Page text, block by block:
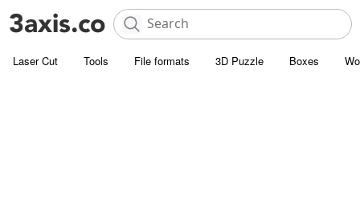
Laser Cut Tools File formats 3D Puzzle Boxes